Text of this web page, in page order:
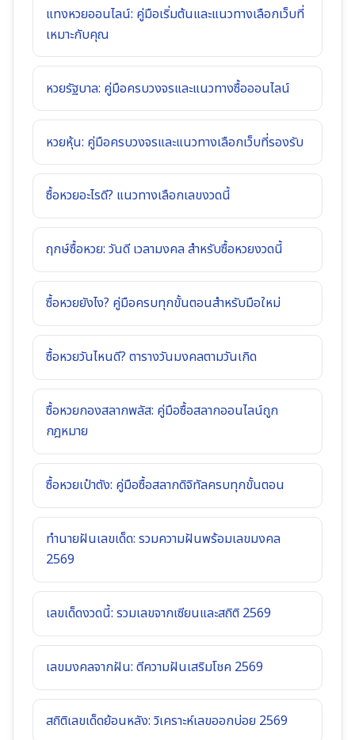
แทงหวยออนไลน์: คู่มือเริ่มต้นและแนวทางเลือกเว็บที่
เหมาะกับคุณ
หวยรัฐบาล: คู่มือครบวงจรและแนวทางซื้อออนไลน์
หวยหุ้น: คู่มือครบวงจรและแนวทางเลือกเว็บที่รองรับ
ซื้อหวยอะไรดี? แนวทางเลือกเลขงวดนี้
ฤกษ์ซื้อหวย: วันดี เวลามงคล สำหรับซื้อหวยงวดนี้
ซื้อหวยยังไง? คู่มือครบทุกขั้นตอนสำหรับมือใหม่
ซื้อหวยวันไหนดี? ตารางวันมงคลตามวันเกิด
ซื้อหวยกองสลากพลัส: คู่มือซื้อสลากออนไลน์ถูก
กฎหมาย
ซื้อหวยเป๋าตัง: คู่มือซื้อสลากดิจิทัลครบทุกขั้นตอน
ทำนายฝันเลขเด็ด: รวมความฝันพร้อมเลขมงคล
2569
เลขเด็ดงวดนี้: รวมเลขจากเซียนและสถิติ 2569
เลขมงคลจากฝัน: ตีความฝันเสริมโชค 2569
สถิติเลขเด็ดย้อนหลัง: วิเคราะห์เลขออกบ่อย 2569